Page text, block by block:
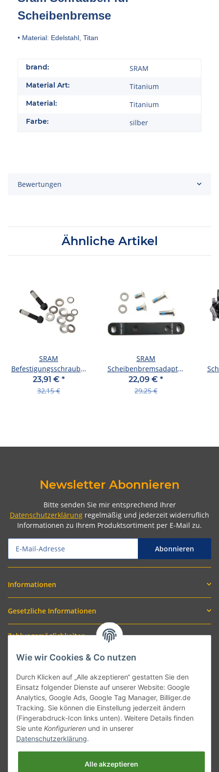
Scheibenbremse
• Material: Edelstahl, Titan
brand: SRAM
Material Art: Titanium
Material: Titanium
Farbe: silber
Bewertungen
Ähnliche Artikel
SRAM
Befestigungsschraube,
SB-verpackt, für
Bremssattel, für Road
23,91 € *
32,15 €
SRAM
Scheibenbremsadapter
SB-verpackt, Aluminium,
für 140 / 160
22,09 € *
29,25 €
Newsletter Abonnieren
Bitte senden Sie mir entsprechend Ihrer
Datenschutzerklärung regelmäßig und jederzeit widerruflich
Informationen zu Ihrem Produktsortiment per E-Mail zu.
Abonnieren
Informationen
Gesetzliche Informationen
Zahlungsmöglichkeiten
Versand mit
Wie wir Cookies & Co nutzen
Durch Klicken auf „Alle akzeptieren“ gestatten Sie den
Einsatz folgender Dienste auf unserer Website: Google
Analytics, Google Ads, Google Tag Manager, Billiger.de
Tracking. Sie können die Einstellung jederzeit ändern
(Fingerabdruck-Icon links unten). Weitere Details finden
Sie unte Konfigurieren und in unserer
Datenschutzerklärung.
Alle akzeptieren